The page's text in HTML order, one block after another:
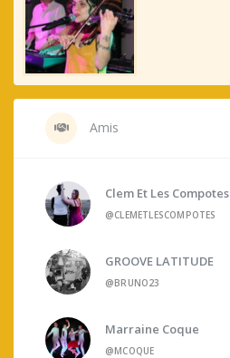
Amis
Clem Et Les Compotes
@CLEMETLESCOMPOTES
GROOVE LATITUDE
@BRUNO23
Marraine Coque
@MCOQUE